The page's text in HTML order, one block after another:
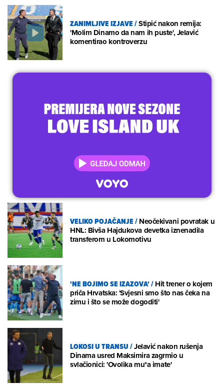
ZANIMLJIVE IZJAVE/Stipić nakon remija:
'Molim Dinamo da nam ih puste', Jelavić
komentirao kontroverzu
VELIKO POJAČANJE/Neočekivani povratak u
HNL: Bivša Hajdukova devetka iznenadila
transferom u Lokomotivu
'NE BOJIMO SE IZAZOVA'/Hit trener o kojem
priča Hrvatska: 'Svjesni smo što nas čeka na
zimu i što se može dogoditi'
LOKOSI U TRANSU/Jelavić nakon rušenja
Dinama usred Maksimira zagrmio u
svlačionici: 'Ovolika mu*a imate'